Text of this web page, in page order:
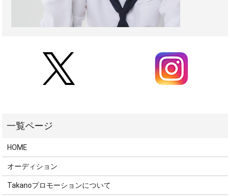
HOME
オーディション
Takanoプロモーションについて